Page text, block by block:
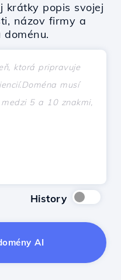
popis svojej
názov firmy a
doménu.
History
AI